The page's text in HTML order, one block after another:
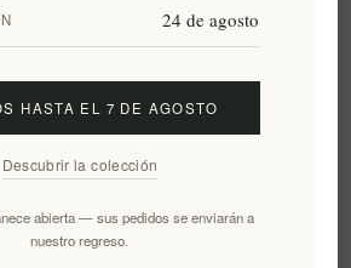
24 de agosto
HASTA EL 7 DE AGOSTO
Descubrir la colección
abierta — sus pedidos se enviarán a
nuestro regreso.